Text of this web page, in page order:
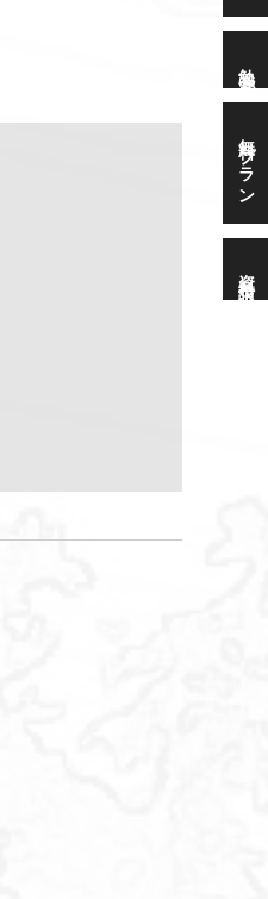
無料プラン